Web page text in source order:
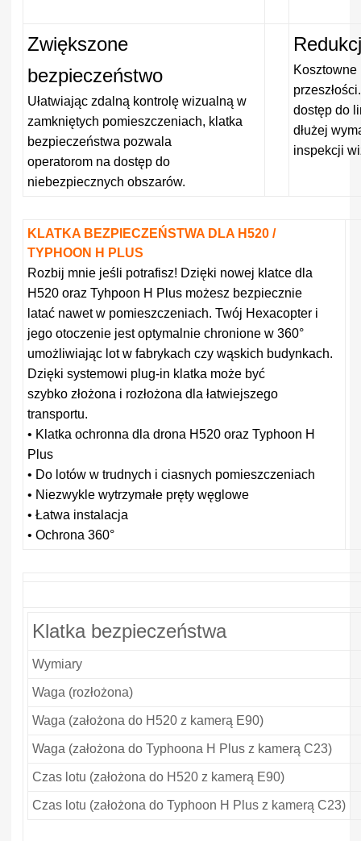
Zwiększone
bezpieczeństwo
Ułatwiając zdalną kontrolę wizualną w
zamkniętych pomieszczeniach, klatka
bezpieczeństwa pozwala
operatorom na dostęp do
niebezpiecznych obszarów.
dostęp do
dłużej
inspekcji
KLATKA BEZPIECZEŃSTWA DLA H520 /
TYPHOON H PLUS
Rozbij mnie jeśli potrafisz! Dzięki nowej klatce dla
H520 oraz Tyhpoon H Plus możesz bezpiecznie
latać nawet w pomieszczeniach. Twój Hexacopter i
jego otoczenie jest optymalnie chronione w 360°
umożliwiając lot w fabrykach czy wąskich budynkach.
Dzięki systemowi plug-in klatka może być
szybko złożona i rozłożona dla łatwiejszego
transportu.
• Klatka ochronna dla drona H520 oraz Typhoon H
Plus
• Do lotów w trudnych i ciasnych pomieszczeniach
• Niezwykle wytrzymałe pręty węglowe
• Łatwa instalacja
• Ochrona 360°
Klatka bezpieczeństwa
Wymiary
Waga (rozłożona)
Waga (założona do H520 z kamerą E90)
Waga (założona do Typhoona H Plus z kamerą C23)
Czas lotu (założona do H520 z kamerą E90)
Czas lotu (założona do Typhoon H Plus z kamerą C23)